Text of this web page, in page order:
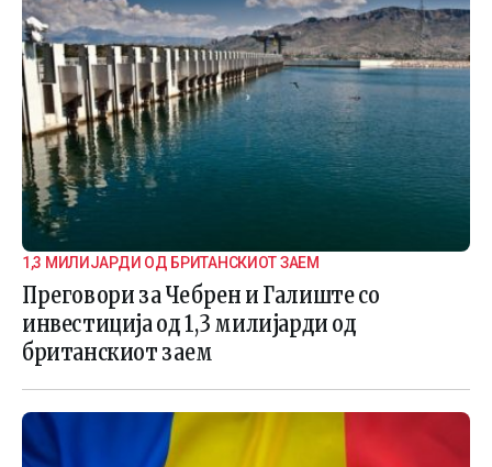
1,3 МИЛИЈАРДИ ОД БРИТАНСКИОТ ЗАЕМ
Преговори за Чебрен и Галиште со
инвестиција од 1,3 милијарди од
британскиот заем